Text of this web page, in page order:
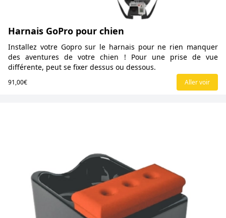
Harnais GoPro pour chien
Installez votre Gopro sur le harnais pour ne rien manquer
des aventures de votre chien ! Pour une prise de vue
différente, peut se fixer dessus ou dessous.
91,00€ Aller voir